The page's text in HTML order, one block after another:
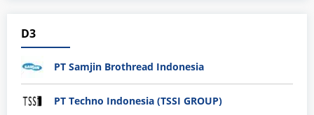
D3
PT Samjin Brothread Indonesia
PT Techno Indonesia (TSSI GROUP)